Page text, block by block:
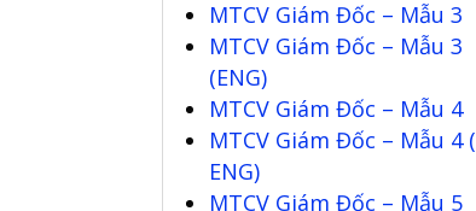
MTCV Giám Đốc – Mẫu 3
MTCV Giám Đốc – Mẫu 3
(ENG)
MTCV Giám Đốc – Mẫu 4
MTCV Giám Đốc – Mẫu 4 (
ENG)
MTCV Giám Đốc – Mẫu 5